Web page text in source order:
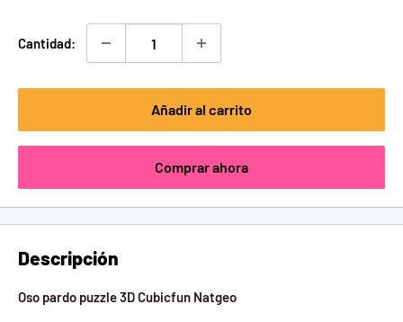
venta
Cantidad:
Añadir al carrito
Comprar ahora
Descripción
Oso pardo puzzle 3D Cubicfun Natgeo